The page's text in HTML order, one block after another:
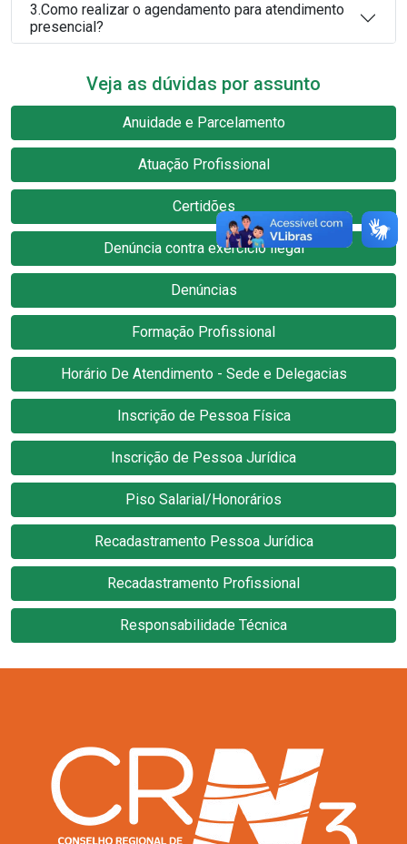
3.Como realizar o agendamento para atendimento
presencial?
Veja as dúvidas por assunto
Anuidade e Parcelamento
Atuação Profissional
Certidões
Denúncia contra exercício ilegal
Denúncias
Formação Profissional
Horário De Atendimento - Sede e Delegacias
Inscrição de Pessoa Física
Inscrição de Pessoa Jurídica
Piso Salarial/Honorários
Recadastramento Pessoa Jurídica
Recadastramento Profissional
Responsabilidade Técnica